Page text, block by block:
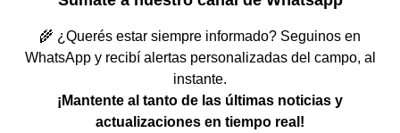
🌾 ¿Querés estar siempre informado? Seguinos en
WhatsApp y recibí alertas personalizadas del campo, al
instante.
¡Mantente al tanto de las últimas noticias y
actualizaciones en tiempo real!